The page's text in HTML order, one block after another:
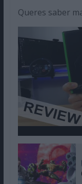
Queres saber